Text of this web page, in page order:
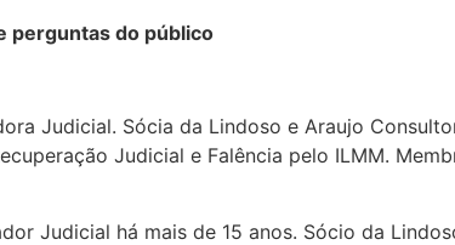
perguntas do público
Judicial. Sócia da Lindoso e Araujo
Judicial e Falência pelo ILMM.
Judicial há mais de 15 anos. Sócio da